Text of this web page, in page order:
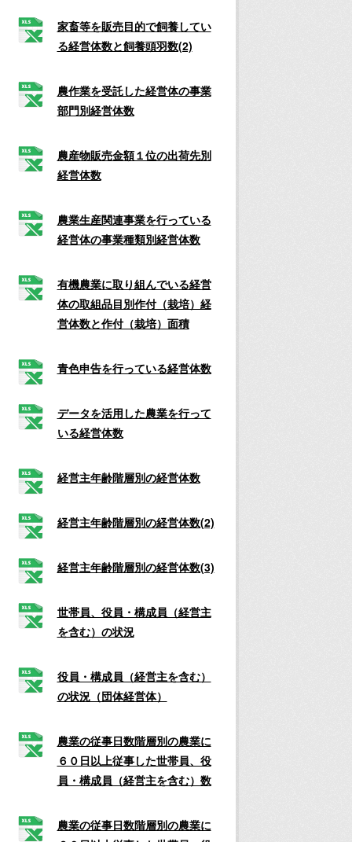
家畜等を販売目的で飼養してい
る経営体数と飼養頭羽数(2)
農作業を受託した経営体の事業
部門別経営体数
農産物販売金額１位の出荷先別
経営体数
農業生産関連事業を行っている
経営体の事業種類別経営体数
有機農業に取り組んでいる経営
体の取組品目別作付（栽培）経
営体数と作付（栽培）面積
青色申告を行っている経営体数
データを活用した農業を行って
いる経営体数
経営主年齢階層別の経営体数
経営主年齢階層別の経営体数(2)
経営主年齢階層別の経営体数(3)
世帯員、役員・構成員（経営主
を含む）の状況
役員・構成員（経営主を含む）
の状況（団体経営体）
農業の従事日数階層別の農業に
６０日以上従事した世帯員、役
員・構成員（経営主を含む）数
農業の従事日数階層別の農業に